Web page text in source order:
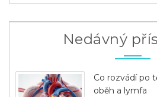
Nedávný
Co rozvádí po
oběh a lymfa